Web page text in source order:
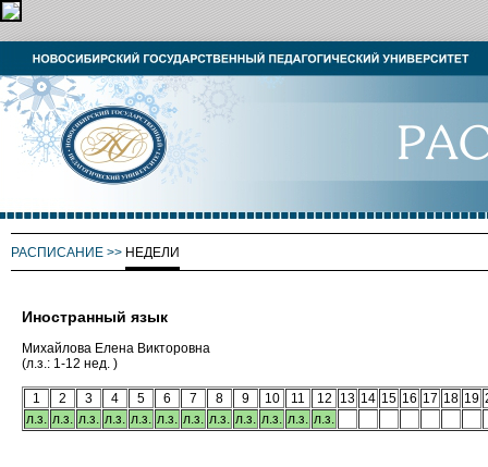
РАСПИСАНИЕ >> НЕДЕЛИ
Иностранный язык
Михайлова Елена Викторовна
(л.з.: 1-12 нед. )
1 2 3 4 5 6 7 8 9 10 11 12 13 14 15 16 17 18 19
л.з. л.з. л.з. л.з. л.з. л.з. л.з. л.з. л.з. л.з. л.з. л.з.